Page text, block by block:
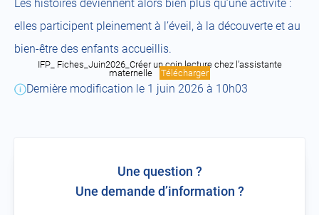
Les histoires deviennent alors bien plus qu’une activité :
elles participent pleinement à l’éveil, à la découverte et au
bien-être des enfants accueillis.
IFP_ Fiches_Juin2026_Créer un coin lecture chez l’assistante
maternelle
Télécharger
Dernière modification le 1 juin 2026 à 10h03
Une question ?
Une demande d’information ?